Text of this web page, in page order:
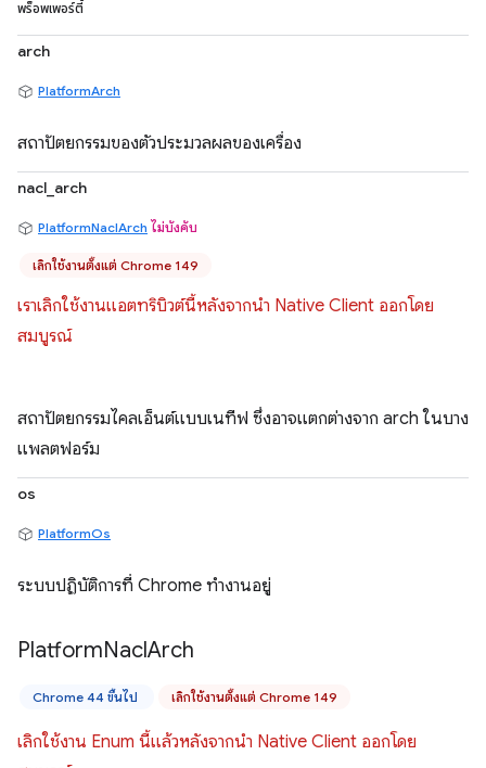
พร็อพเพอร์ตี้
arch
PlatformArch
สถาปัตยกรรมของตัวประมวลผลของเครื่อง
nacl_arch
PlatformNaclArch ไม่บังคับ
เลิกใช้งานตั้งแต่ Chrome 149
เราเลิกใช้งานแอตทริบิวต์นี้หลังจากนำ Native Client ออกโดย
สมบูรณ์
สถาปัตยกรรมไคลเอ็นต์แบบเนทีฟ ซึ่งอาจแตกต่างจาก arch ในบาง
แพลตฟอร์ม
os
PlatformOs
ระบบปฏิบัติการที่ Chrome ทำงานอยู่
PlatformNaclArch
Chrome 44 ขึ้นไป เลิกใช้งานตั้งแต่ Chrome 149
เลิกใช้งาน Enum นี้แล้วหลังจากนำ Native Client ออกโดย